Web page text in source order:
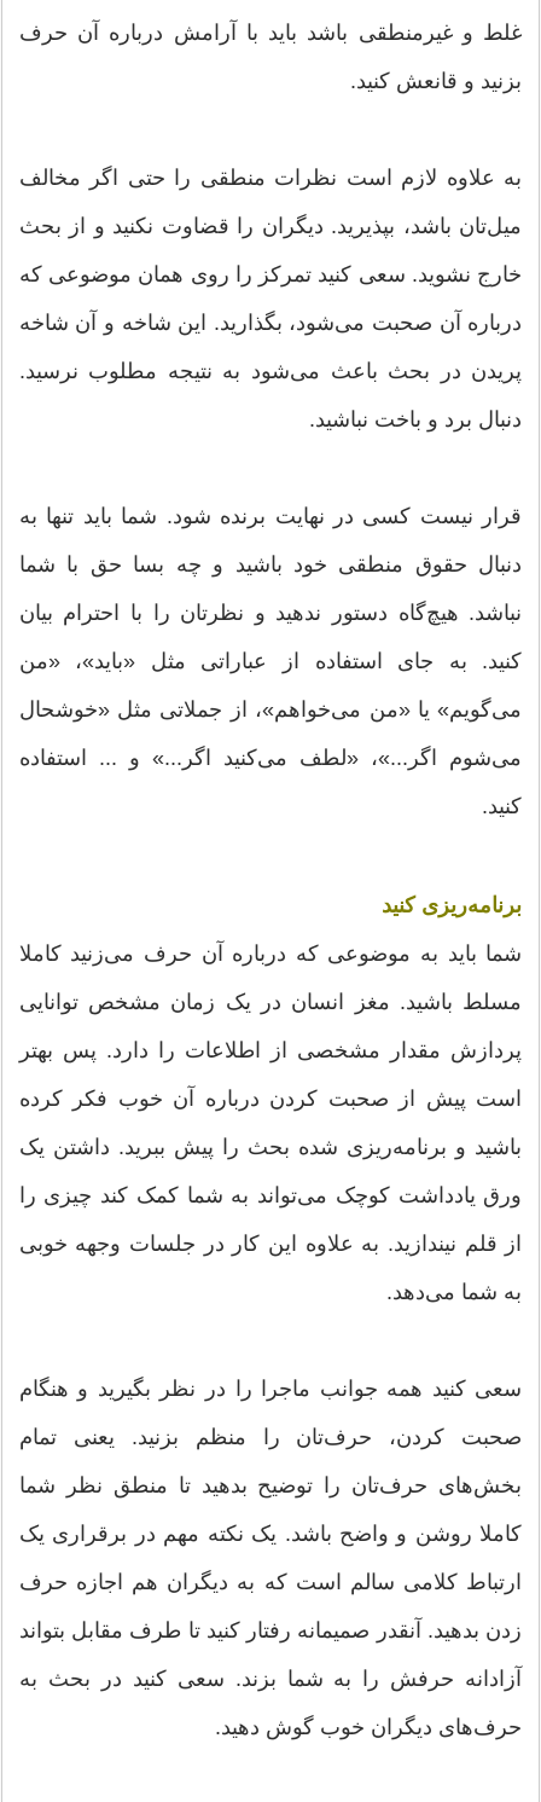
غلط و غیرمنطقی باشد باید با آرامش درباره آن حرف
بزنید و قانعش کنید.
به علاوه لازم است نظرات منطقی را حتی اگر مخالف
میل‌تان باشد، بپذیرید. دیگران را قضاوت نکنید و از بحث
خارج نشوید. سعی کنید تمرکز را روی همان موضوعی که
درباره آن صحبت می‌شود، بگذارید. این شاخه و آن شاخه
پریدن در بحث باعث می‌شود به نتیجه مطلوب نرسید.
دنبال برد و باخت نباشید.
قرار نیست کسی در نهایت برنده شود. شما باید تنها به
دنبال حقوق منطقی خود باشید و چه بسا حق با شما
نباشد. هیچ‌گاه دستور ندهید و نظرتان را با احترام بیان
کنید. به جای استفاده از عباراتی مثل «باید»، «من
می‌گویم» یا «من می‌خواهم»، از جملاتی مثل «خوشحال
می‌شوم اگر...»، «لطف می‌کنید اگر...» و ... استفاده
کنید.
برنامه‌ریزی کنید
شما باید به موضوعی که درباره آن حرف می‌زنید کاملا
مسلط باشید. مغز انسان در یک زمان مشخص توانایی
پردازش مقدار مشخصی از اطلاعات را دارد. پس بهتر
است پیش از صحبت کردن درباره آن خوب فکر کرده
باشید و برنامه‌ریزی شده بحث را پیش ببرید. داشتن یک
ورق یادداشت کوچک می‌تواند به شما کمک کند چیزی را
از قلم نیندازید. به علاوه این کار در جلسات وجهه خوبی
به شما می‌دهد.
سعی کنید همه جوانب ماجرا را در نظر بگیرید و هنگام
صحبت کردن، حرف‌تان را منظم بزنید. یعنی تمام
بخش‌های حرف‌تان را توضیح بدهید تا منطق نظر شما
کاملا روشن و واضح باشد. یک نکته مهم در برقراری یک
ارتباط کلامی سالم است که به دیگران هم اجازه حرف
زدن بدهید. آنقدر صمیمانه رفتار کنید تا طرف مقابل بتواند
آزادانه حرفش را به شما بزند. سعی کنید در بحث به
حرف‌های دیگران خوب گوش دهید.